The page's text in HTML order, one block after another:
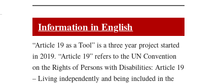
Information in English
“Article 19 as a Tool” is a three year project started
in 2019. “Article 19” refers to the UN Convention
on the Rights of Persons with Disabilities: Article 19
– Living independently and being included in the